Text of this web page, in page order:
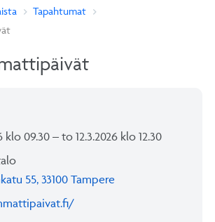
Tapahtumat
klo 09.30 – to 12.3.2026 klo 12.30
55, 33100 Tampere